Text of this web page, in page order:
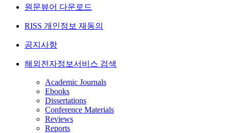
원문뷰어 다운로드
RISS 개인정보 재동의
공지사항
해외전자정보서비스 검색
Academic Journals
Ebooks
Dissertations
Conference Materials
Reviews
Reports